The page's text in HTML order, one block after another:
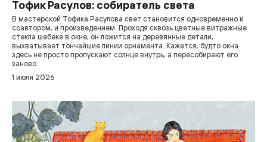
Тофик Расулов: собиратель света
В мастерской Тофика Расулова свет становится одновременно и
соавтором, и произведением. Проходя сквозь цветные витражные
стекла шебеке в окне, он ложится на деревянные детали,
выхватывает тончайшие линии орнамента. Кажется, будто окна
здесь не просто пропускают солнце внутрь, а пересобирают его
заново.
1 июля 2026